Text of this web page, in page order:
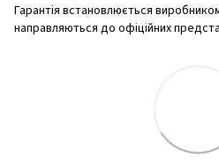
Гарантія встановлюється
направляються до офіційних